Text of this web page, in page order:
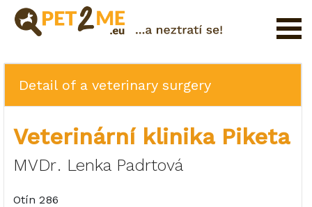
Login
Catalog
Pet
Detail of a veterinary surgery
Veterinární klinika Piketa
MVDr. Lenka Padrtová
Otín 286